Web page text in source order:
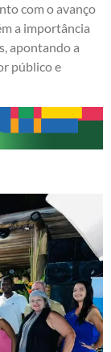
com o avanço
a importância
apontando a
público e